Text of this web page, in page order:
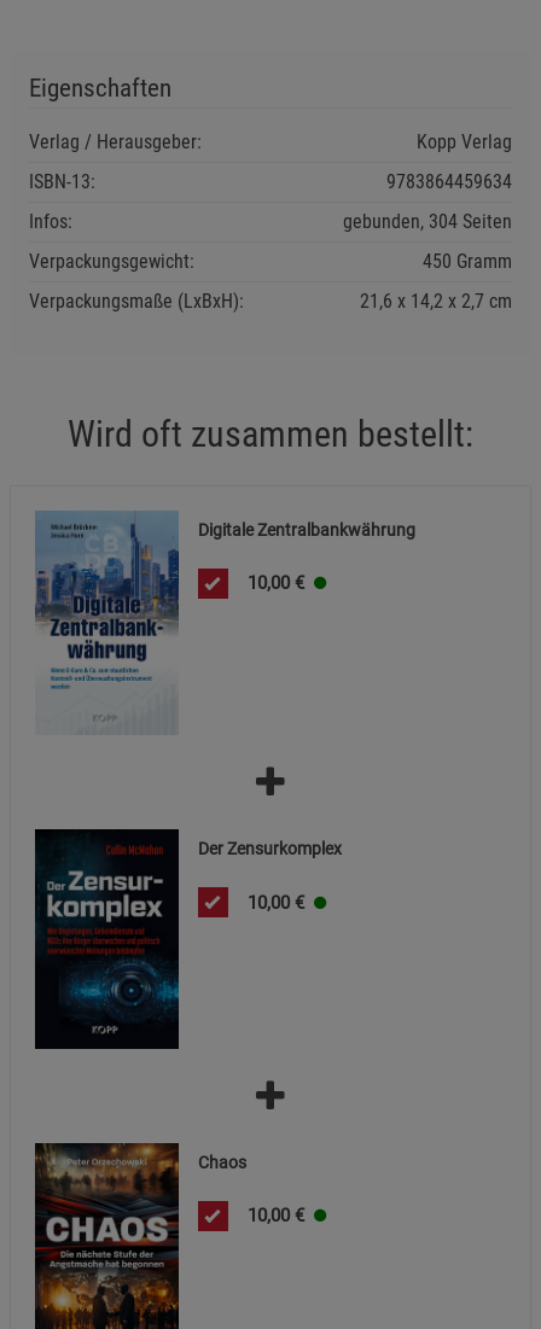
Eigenschaften
Verlag / Herausgeber:
Kopp Verlag
ISBN-13:
9783864459634
Infos:
gebunden, 304 Seiten
Verpackungsgewicht:
450 Gramm
Verpackungsmaße (LxBxH):
21,6 14,2 2,7 cm
Wird oft zusammen bestellt:
Digitale Zentralbankwährung
10,00 €
Der Zensurkomplex
10,00 €
Chaos
10,00 €
Beschreibung Marketing Cookies
Impressum